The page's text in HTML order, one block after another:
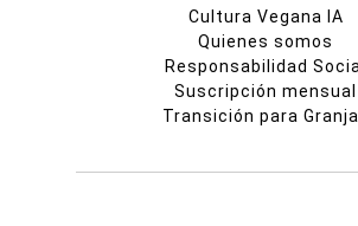
Cultura Vegana IA
Quienes somos
Responsabilidad
Suscripción mensual
Transición para